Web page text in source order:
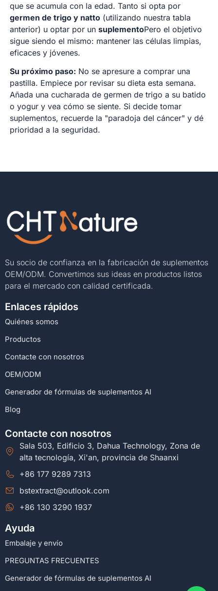
que se acumula con la edad. Tanto si opta por
germen de trigo y natto (utilizando nuestra tabla
anterior) u optar por un suplementoPero el objetivo
sigue siendo el mismo: mantener las células limpias,
eficaces y jóvenes.
Su próximo paso: No se apresure a comprar una
pastilla. Empiece por revisar su dieta esta semana.
Añada una cucharada de germen de trigo a su batido
o yogur y vea cómo se siente. Si decide tomar
suplementos, recuerde la "paradoja del cáncer" y dé
prioridad a la seguridad.
Su socio de confianza en la fabricación de suplementos
OEM/ODM. Convertimos sus ideas en productos listos
para el mercado con calidad certificada.
Enlaces rápidos
Quiénes somos
Productos
Contacte con nosotros
OEM/ODM
Generador de fórmulas de suplementos AI
Blog
Contacte con nosotros
Sala 503, Edificio 3, Dahua Technology, Zona de
alta tecnología, Xi'an, provincia de Shaanxi
+86 177 9289 7313
bstextract@outlook.com
+86 130 3290 1937
Ayuda
Embalaje y envío
PREGUNTAS FRECUENTES
Generador de fórmulas de suplementos AI